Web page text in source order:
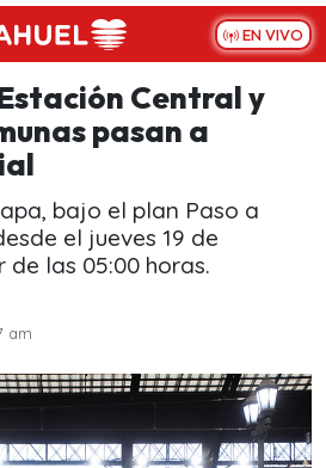
EN VIVO
Central y
pasan a
bajo el plan Paso a
el jueves 19 de
las 05:00 horas.
am